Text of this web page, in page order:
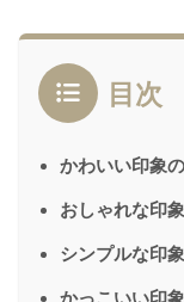
目次
かわいい印象
おしゃれな印
シンプルな印